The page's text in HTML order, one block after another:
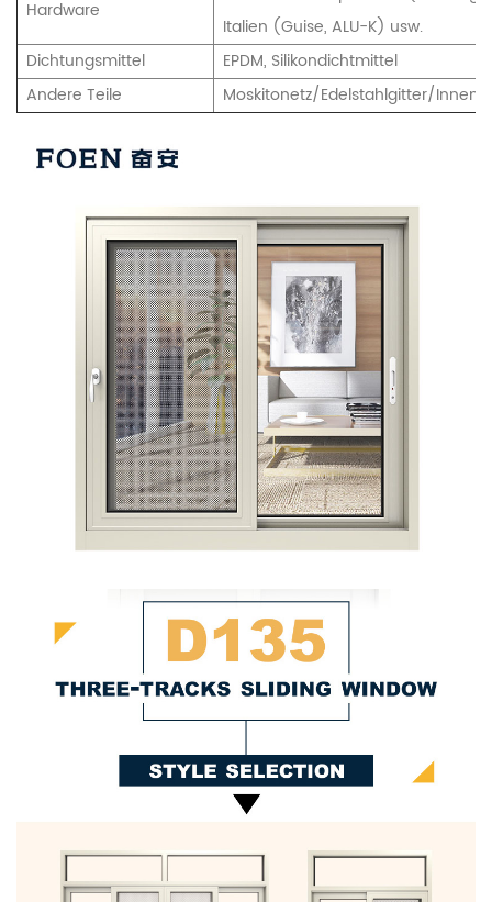
Hardware
Italien (Guise, ALU-K) usw.
Dichtungsmittel
EPDM, Silikondichtmittel
Andere Teile
Moskitonetz/Edelstahlgitter/